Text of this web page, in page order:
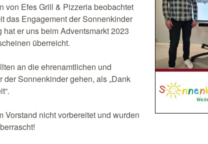
von Efes Grill & Pizzeria beobachtet
das Engagement der Sonnenkinder
er uns beim Adventsmarkt 2023
überreicht.
an die ehrenamtlichen und
der Sonnenkinder gehen, als „Dank
Vorstand nicht vorbereitet und wurden